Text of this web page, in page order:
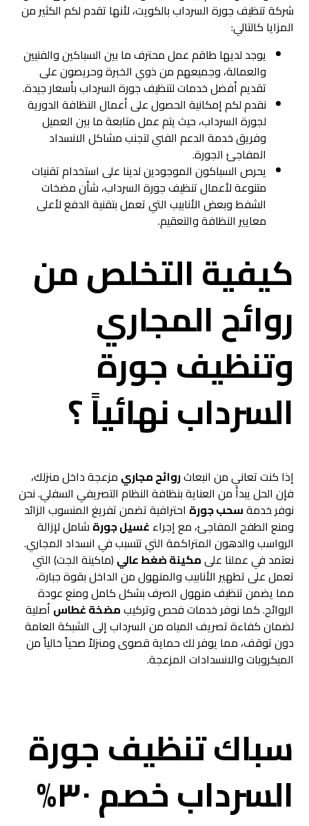
شركة تنظيف جورة السرداب بالكويت، لأنها تقدم لكم الكثير من
المزايا كالتالي:
يوجد لديها طاقم عمل محترف ما بين السباكين والفنيين
والعمالة، وجميعهم من ذوي الخبرة وحريصون على
تقديم أفضل خدمات لتنظيف جورة السرداب بأسعار جيدة.
نقدم لكم إمكانية الحصول على أعمال النظافة الدورية
لجورة السرداب، حيث يتم عمل متابعة ما بين العميل
وفريق خدمة الدعم الفني لتجنب مشاكل الانسداد
المفاجئ الجورة.
يحرص السباكون الموجودين لدينا على استخدام تقنيات
متنوعة لأعمال تنظيف جورة السرداب، شأن مضخات
الشفط وبعض الأنابيب التي تعمل بتقنية الدفع لأعلى
معايير النظافة والتعقيم.
كيفية التخلص من
روائح المجاري
وتنظيف جورة
السرداب نهائياً؟
إذا كنت تعاني من انبعاثروائح مجاري مزعجة داخل منزلك،
فإن الحل يبدأ من العناية بنظافة النظام التصريفي السفلي. نحن
نوفر خدمةسحب جورة احترافية تضمن تفريغ المنسوب الزائد
ومنع الطفح المفاجئ، مع إجراء غسيل جورة شامل لإزالة
الرواسب والدهون المتراكمة التي تتسبب في انسداد المجاري.
نعتمد في عملنا علىمكينة ضغط عالي (ماكينة الجت) التي
تعمل على تطهير الأنابيب والمنهول من الداخل بقوة جبارة،
مما يضمن تنظيف منهول الصرف بشكل كامل ومنع عودة
الروائح. كما نوفر خدمات فحص وتركيبمضخة غطاس أصلية
لضمان كفاءة تصريف المياه من السرداب إلى الشبكة العامة
دون توقف، مما يوفر لك حماية قصوى ومنزلاً صحياً خالياً من
الميكروبات والانسدادات المزعجة.
سباك تنظيف جورة
السرداب خصم ٣٠%